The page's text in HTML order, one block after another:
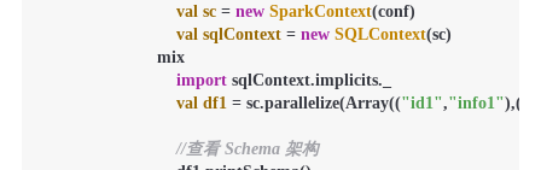
val sc = new SparkContext(conf)
val sqlContext = new SQLContext(sc)
import sqlContext.implicits._
val df1 = sc.parallelize(Array(("id1","info1"),(
//查看 Schema 架构